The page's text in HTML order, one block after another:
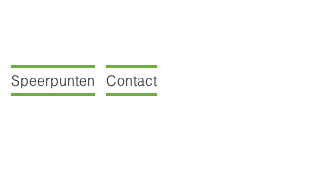
Speerpunten Contact